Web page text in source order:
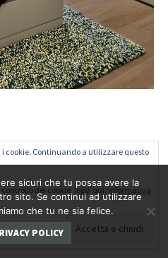
cookie. Continuando a utilizzare questo
dei cookie, leggi qui: Informativa
sicuri che tu possa avere la
sito. Se continui ad utilizzare
che tu ne sia felice.
POLICY